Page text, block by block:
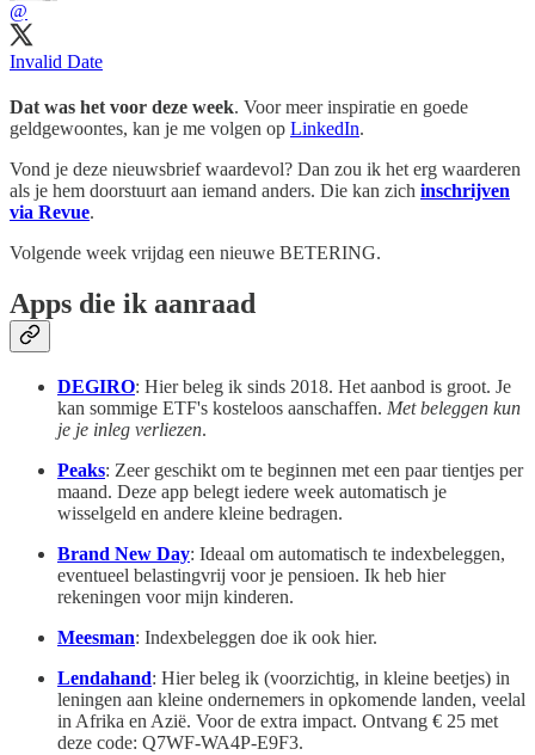
@
Invalid Date
Dat was het voor deze week. Voor meer inspiratie en goede
geldgewoontes, kan je me volgen op LinkedIn.
Vond je deze nieuwsbrief waardevol? Dan zou ik het erg waarderen
als je hem doorstuurt aan iemand anders. Die kan zich inschrijven
via Revue.
Volgende week vrijdag een nieuwe BETERING.
Apps die ik aanraad
DEGIRO: Hier beleg ik sinds 2018. Het aanbod is groot. Je
kan sommige ETF's kosteloos aanschaffen. Met beleggen kun
je je inleg verliezen.
Peaks: Zeer geschikt om te beginnen met een paar tientjes per
maand. Deze app belegt iedere week automatisch je
wisselgeld en andere kleine bedragen.
Brand New Day: Ideaal om automatisch te indexbeleggen,
eventueel belastingvrij voor je pensioen. Ik heb hier
rekeningen voor mijn kinderen.
Meesman: Indexbeleggen doe ik ook hier.
Lendahand: Hier beleg ik (voorzichtig, in kleine beetjes) in
leningen aan kleine ondernemers in opkomende landen, veelal
in Afrika en Azië. Voor de extra impact. Ontvang € 25 met
deze code: Q7WF-WA4P-E9F3.